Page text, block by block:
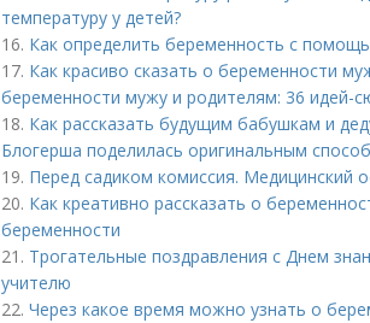
температуру у детей?
16. Как определить беременность с
17. Как красиво сказать о беременности
беременности мужу и родителям: 36 идей-
18. Как рассказать будущим бабушкам и
Блогерша поделилась оригинальным
19. Перед садиком комиссия. Медицинский
20. Как креативно рассказать о
беременности
21. Трогательные поздравления с Днем
учителю
22. Через какое время можно узнать о